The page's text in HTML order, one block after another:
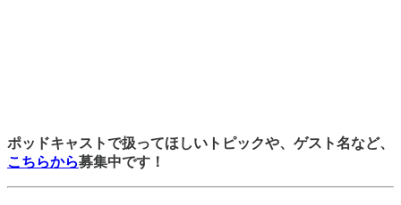
ポッドキャストで扱ってほしいトピックや、ゲスト名など、
こちらから募集中です！